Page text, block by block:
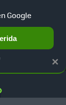
×
Google